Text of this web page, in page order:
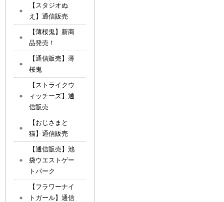
【スタジオぬ
え】通信販売
【薄桜鬼】新商
品発売！
【通信販売】薄
桜鬼
【ストライクウ
ィッチーズ】通
信販売
【おじさまと
猫】通信販売
【通信販売】池
袋ウエストゲー
トパーク
【フラワーナイ
トガール】通信